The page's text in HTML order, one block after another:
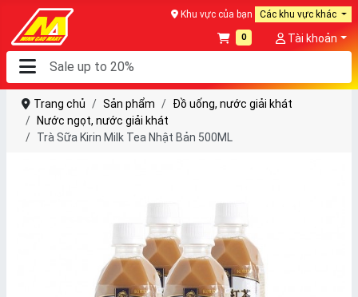
Khu vực của bạn Các khu vực khác
0 Tài khoản
Trang chủ Sản phẩm
Đồ uống, nước giải khát
Nước ngọt, nước giải khát
Trà Sữa Kirin Milk Tea Nhật Bản 500ML